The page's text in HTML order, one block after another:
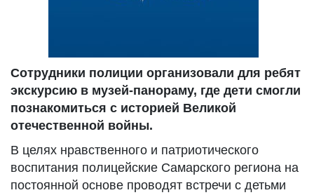
Сотрудники полиции организовали для ребят
экскурсию в музей-панораму, где дети смогли
познакомиться с историей Великой
отечественной войны.
В целях нравственного и патриотического
воспитания полицейские Самарского региона на
постоянной основе проводят встречи с детьми